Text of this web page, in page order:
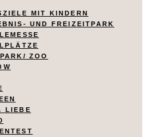
MIT KINDERN
UND FREIZEITPARK
ZOO
LIEBE